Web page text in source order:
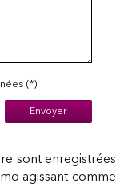
(*)
Envoyer
sont enregistrées
agissant comme